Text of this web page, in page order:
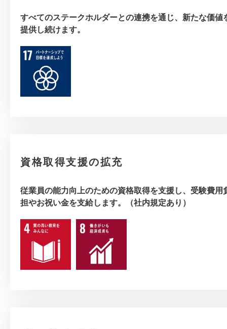
すべてのステークホルダーとの連携を通じ、新たな価値
提供し続けます。
資格取得支援の拡充
従業員の能力向上のための資格取得を支援し、受験費用
担やお祝い金を支給します。（社内規定あり）